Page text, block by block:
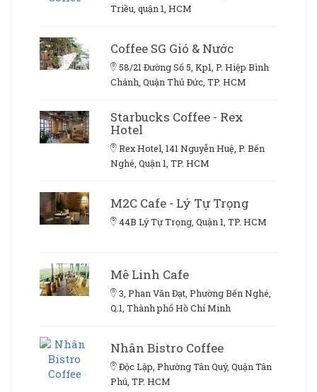
Triều, quận 1, HCM
Coffee SG Gió & Nước
58/21 Đường Số 5, Kp1, P. Hiệp Bình
Chánh, Quận Thủ Đức, TP. HCM
Starbucks Coffee - Rex
Hotel
Rex Hotel, 141 Nguyễn Huệ, P. Bến
Nghé, Quận 1, TP. HCM
M2C Cafe - Lý Tự Trọng
44B Lý Tự Trọng, Quận 1, TP. HCM
Mê Linh Cafe
3, Phan Văn Đạt, Phường Bến Nghé,
Q.1, Thành phố Hồ Chí Minh
Nhân Bistro Coffee
Độc Lập, Phường Tân Quý, Quận Tân
Phú, TP. HCM